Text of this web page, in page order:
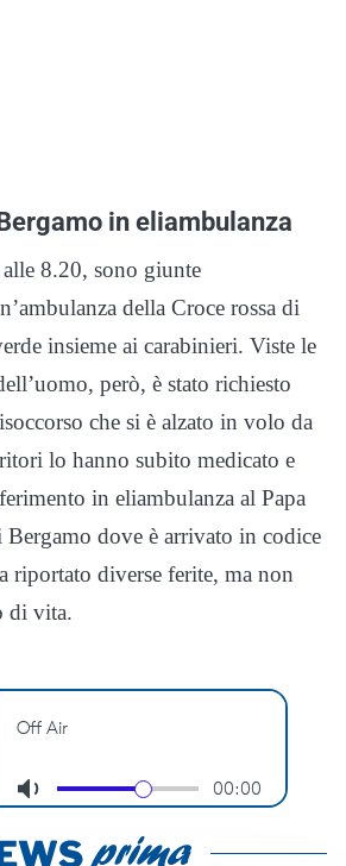
in eliambulanza
8.20, sono giunte
della Croce rossa di
insieme ai carabinieri. Viste le
però, è stato richiesto
che si è alzato in volo da
lo hanno subito medicato e
in eliambulanza al Papa
dove è arrivato in codice
riportato diverse ferite, ma non
di vita.